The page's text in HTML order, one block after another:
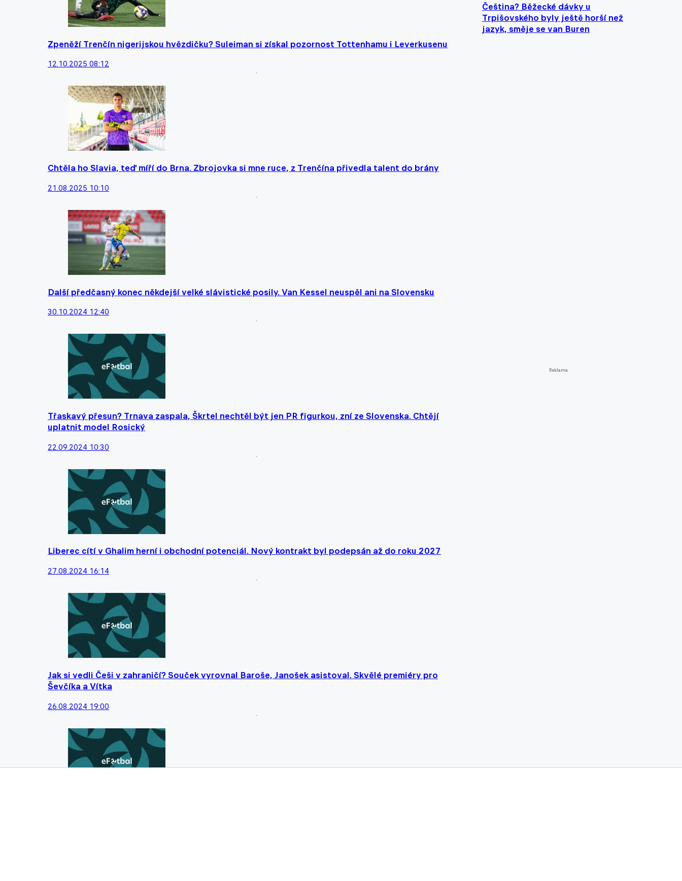
Zpeněží Trenčín nigerijskou hvězdičku? Suleiman si získal pozornost Tottenhamu i Leverkusenu
12.10.2025 08:12
Chtěla ho Slavia, teď míří do Brna. Zbrojovka si mne ruce, z Trenčína přivedla talent do brány
21.08.2025 10:10
Další předčasný konec někdejší velké slávistické posily. Van Kessel neuspěl ani na Slovensku
30.10.2024 12:40
Třaskavý přesun? Trnava zaspala, Škrtel nechtěl být jen PR figurkou, zní ze Slovenska. Chtějí
uplatnit model Rosický
22.09.2024 10:30
Liberec cítí v Ghalim herní i obchodní potenciál. Nový kontrakt byl podepsán až do roku 2027
27.08.2024 16:14
Jak si vedli Češi v zahraničí? Souček vyrovnal Baroše, Janošek asistoval. Skvělé premiéry pro
Ševčíka a Vítka
26.08.2024 19:00
Čeština? Běžecké dávky u
Trpišovského byly ještě horší než
jazyk, směje se van Buren
Reklama